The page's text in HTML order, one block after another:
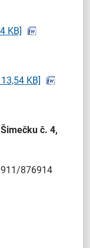
KB]
13,54 KB]
č. 4,
876914